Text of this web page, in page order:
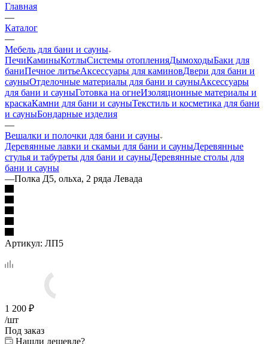
Главная
—
Каталог
—
Мебель для бани и сауны
ПечиКаминыКотлыСистемы отопленияДымоходыБаки для
баниПечное литьеАксессуары для каминовДвери для бани и
сауныОтделочные материалы для бани и сауныАксессуары
для бани и сауныГотовка на огнеИзоляционные материалы и
краскаКамни для бани и сауныТекстиль и косметика для бани
и сауныБондарные изделия
—
Вешалки и полочки для бани и сауны
Деревянные лавки и скамьи для бани и сауныДеревянные
стулья и табуреты для бани и сауныДеревянные столы для
бани и сауны
—Полка Д5, ольха, 2 ряда Левада
Артикул: ЛП5
1 200 ₽
/шт
Под заказ
Нашли дешевле?